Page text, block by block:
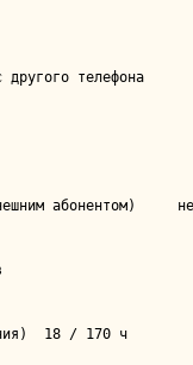
абонентом)	нет
ч